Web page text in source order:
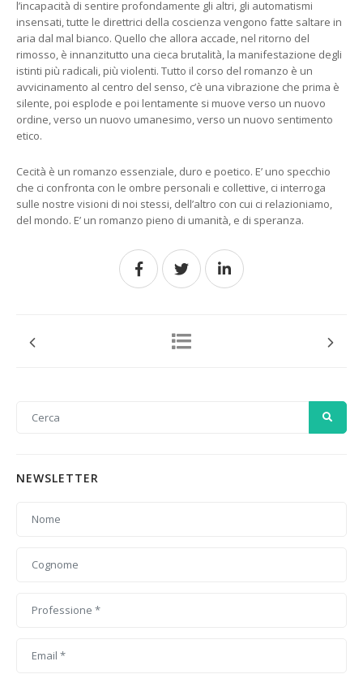
l’incapacità di sentire profondamente gli altri, gli automatismi
insensati, tutte le direttrici della coscienza vengono fatte saltare in
aria dal mal bianco. Quello che allora accade, nel ritorno del
rimosso, è innanzitutto una cieca brutalità, la manifestazione degli
istinti più radicali, più violenti. Tutto il corso del romanzo è un
avvicinamento al centro del senso, c’è una vibrazione che prima è
silente, poi esplode e poi lentamente si muove verso un nuovo
ordine, verso un nuovo umanesimo, verso un nuovo sentimento
etico.
Cecità è un romanzo essenziale, duro e poetico. E’ uno specchio
che ci confronta con le ombre personali e collettive, ci interroga
sulle nostre visioni di noi stessi, dell’altro con cui ci relazioniamo,
del mondo. E’ un romanzo pieno di umanità, e di speranza.
NEWSLETTER